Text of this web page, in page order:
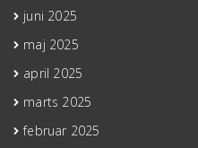
juni 2025
maj 2025
april 2025
marts 2025
februar 2025